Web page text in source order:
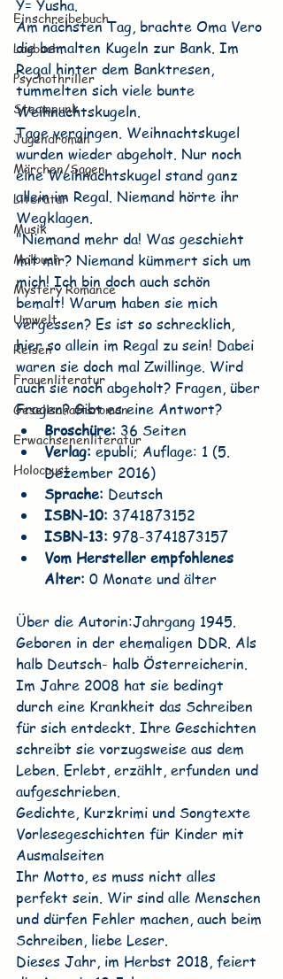
Einschreibebuch
Logbuch
Psychothriller
Steampunk
Jugendroman
Märchen/Sagen
Literatur
Musik
Malbuch
Mystery Romance
Umwelt
Reisen
Frauenliteratur
Gesellschaftsroman
Erwachsenenliteratur
Holocaust
Y= Yusha.
Am nächsten Tag, brachte Oma Vero
die bemalten Kugeln zur Bank. Im
Regal hinter dem Banktresen,
tummelten sich viele bunte
Weihnachtskugeln.
Tage vergingen. Weihnachtskugel
wurden wieder abgeholt. Nur noch
eine Weihnachtskugel stand ganz
allein im Regal. Niemand hörte ihr
Wegklagen.
"Niemand mehr da! Was geschieht
mit mir? Niemand kümmert sich um
mich! Ich bin doch auch schön
bemalt! Warum haben sie mich
vergessen? Es ist so schrecklich,
hier so allein im Regal zu sein! Dabei
waren sie doch mal Zwillinge. Wird
auch sie noch abgeholt? Fragen, über
Fragen? Gibt es eine Antwort?
Broschüre: 36 Seiten
Verlag: epubli; Auflage: 1 (5.
Dezember 2016)
Sprache: Deutsch
ISBN-10: 3741873152
ISBN-13: 978-3741873157
Vom Hersteller empfohlenes
Alter: 0 Monate und älter
Über die Autorin:Jahrgang 1945.
Geboren in der ehemaligen DDR. Als
halb Deutsch- halb Österreicherin.
Im Jahre 2008 hat sie bedingt
durch eine Krankheit das Schreiben
für sich entdeckt. Ihre Geschichten
schreibt sie vorzugsweise aus dem
Leben. Erlebt, erzählt, erfunden und
aufgeschrieben.
Gedichte, Kurzkrimi und Songtexte
Vorlesegeschichten für Kinder mit
Ausmalseiten
Ihr Motto, es muss nicht alles
perfekt sein. Wir sind alle Menschen
und dürfen Fehler machen, auch beim
Schreiben, liebe Leser.
Dieses Jahr, im Herbst 2018, feiert